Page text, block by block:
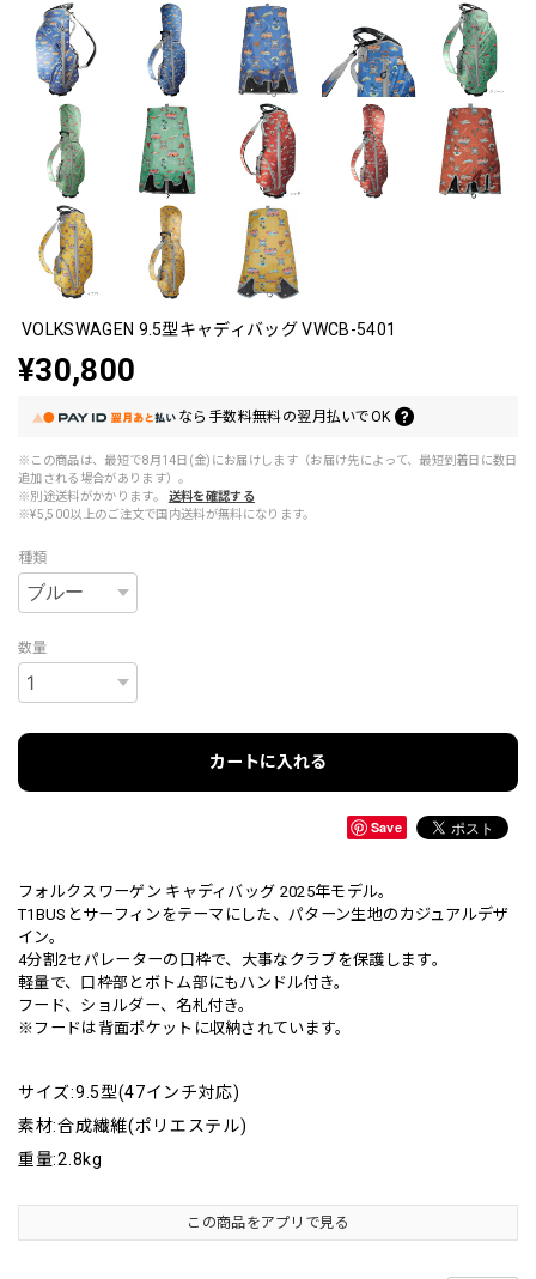
VOLKSWAGEN 9.5型キャディバッグ VWCB-5401
¥30,800
なら 手数料無料の翌月払いでOK
※この商品は、最短で8月14日(金)にお届けします（お届け先によって、最短到着日に数日
追加される場合があります）。
※別途送料がかかります。
送料を確認する
※¥5,500以上のご注文で国内送料が無料になります。
種類
数量
カートに入れる
Save
フォルクスワーゲン キャディバッグ 2025年モデル。
T1BUSとサーフィンをテーマにした、パターン生地のカジュアルデザ
イン。
4分割2セパレーターの口枠で、大事なクラブを保護します。
軽量で、口枠部とボトム部にもハンドル付き。
フード、ショルダー、名札付き。
※フードは背面ポケットに収納されています。
サイズ:9.5型(47インチ対応)
素材:合成繊維(ポリエステル)
重量:2.8kg
この商品をアプリで見る